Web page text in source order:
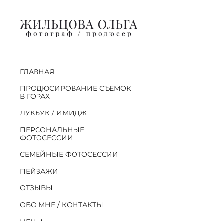
ГЛАВНАЯ
ПРОДЮСИРОВАНИЕ СЪЕМОК
В ГОРАХ
ЛУКБУК / ИМИДЖ
ПЕРСОНАЛЬНЫЕ
ФОТОСЕССИИ
СЕМЕЙНЫЕ ФОТОСЕССИИ
ПЕЙЗАЖИ
ОТЗЫВЫ
ОБО МНЕ / КОНТАКТЫ